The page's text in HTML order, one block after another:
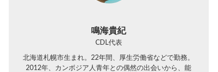
鳴海貴紀
CDL代表
北海道札幌市生まれ。22年間、厚生労働省などで勤務。
2012年、カンボジア人青年との偶然の出会いから、能